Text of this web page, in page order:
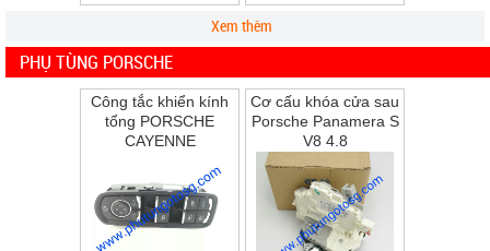
Xem thêm
PHỤ TÙNG PORSCHE
Công tắc khiển kính
tổng PORSCHE
CAYENNE
Cơ cấu khóa cửa sau
Porsche Panamera S
V8 4.8